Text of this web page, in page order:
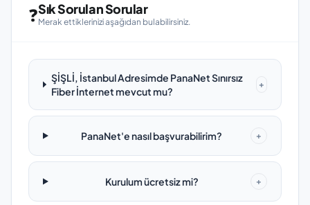
❓Sık Sorulan Sorular
Merak ettiklerinizi aşağıdan bulabilirsiniz.
ŞİŞLİ, İstanbul Adresimde PanaNet Sınırsız
Fiber İnternet mevcut mu?
+
PanaNet'e nasıl başvurabilirim? +
Kurulum ücretsiz mi? +